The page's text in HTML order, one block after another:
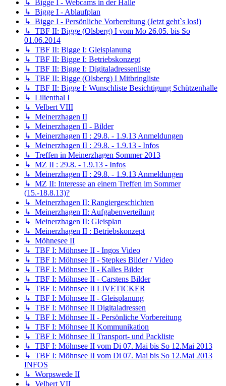
↳ Bigge I - Webcams in der Halle
↳ Bigge I - Ablaufplan
↳ Bigge I - Persönliche Vorbereitung (Jetzt geht`s los!)
↳ TBF II: Bigge (Olsberg) I vom Mo 26.05. bis So
01.06.2014
↳ TBF II: Bigge I: Gleisplanung
↳ TBF II: Bigge I: Betriebskonzept
↳ TBF II: Bigge I: Digitaladressenliste
↳ TBF II: Bigge (Olsberg) I Mitbringliste
↳ TBF II: Bigge I: Wunschliste Besichtigung Schützenhalle
↳ Lilienthal I
↳ Velbert VIII
↳ Meinerzhagen II
↳ Meinerzhagen II - Bilder
↳ Meinerzhagen II : 29.8. - 1.9.13 Anmeldungen
↳ Meinerzhagen II : 29.8. - 1.9.13 - Infos
↳ Treffen in Meinerzhagen Sommer 2013
↳ MZ II : 29.8. - 1.9.13 - Infos
↳ Meinerzhagen II : 29.8. - 1.9.13 Anmeldungen
↳ MZ II: Interesse an einem Treffen im Sommer
(15.-18.8.13)?
↳ Meinerzhagen II: Rangiergeschichten
↳ Meinerzhagen II: Aufgabenverteilung
↳ Meinerzhagen II: Gleisplan
↳ Meinerzhagen II : Betriebskonzept
↳ Möhnesee II
↳ TBF I: Möhnsee II - Ingos Video
↳ TBF I: Möhnsee II - Stepkes Bilder / Video
↳ TBF I: Möhnsee II - Kalles Bilder
↳ TBF I: Möhnsee II - Carstens Bilder
↳ TBF I: Möhnsee II LIVETICKER
↳ TBF I: Möhnsee II - Gleisplanung
↳ TBF I: Möhnsee II Digitaladressen
↳ TBF I: Möhnsee II - Persönliche Vorbereitung
↳ TBF I: Möhnsee II Kommunikation
↳ TBF I: Möhnsee II Transport- und Packliste
↳ TBF I: Möhnsee II vom Di 07. Mai bis So 12.Mai 2013
↳ TBF I: Möhnsee II vom Di 07. Mai bis So 12.Mai 2013
INFOS
↳ Worpswede II
↳ Velbert VII